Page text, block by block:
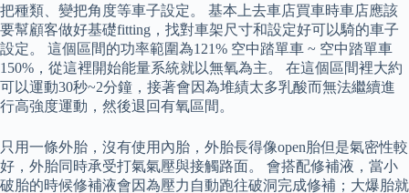
把種類、變把角度等車子設定。 基本上去車店買車時車店應該
要幫顧客做好基礎fitting，找對車架尺寸和設定好可以騎的車子
設定。 這個區間的功率範圍為121% 空中踏單車 ~ 空中踏單車
150%，從這裡開始能量系統就以無氧為主。 在這個區間裡大約
可以運動30秒~2分鐘，接著會因為堆績太多乳酸而無法繼續進
行高強度運動，然後退回有氧區間。
只用一條外胎，沒有使用內胎，外胎長得像open胎但是氣密性較
好，外胎同時承受打氣氣壓與接觸路面。 會搭配修補液，當小
破胎的時候修補液會因為壓力自動跑往破洞完成修補；大爆胎就